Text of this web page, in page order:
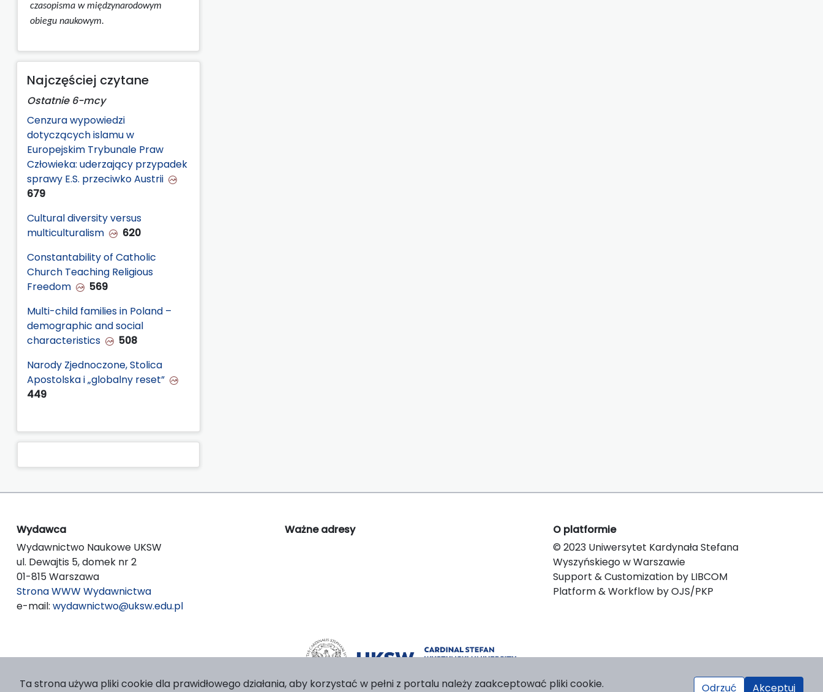
czasopisma w międzynarodowym
obiegu naukowym.
Najczęściej czytane
Ostatnie 6-mcy
Cenzura wypowiedzi
dotyczących islamu w
Europejskim Trybunale Praw
Człowieka: uderzający przypadek
sprawy E.S. przeciwko Austrii
679
Cultural diversity versus
multiculturalism
620
Constantability of Catholic
Church Teaching Religious
Freedom
569
Multi-child families in Poland –
demographic and social
characteristics
508
Narody Zjednoczone, Stolica
Apostolska i „globalny reset”
449
Wydawca
Wydawnictwo Naukowe UKSW
ul. Dewajtis 5, domek nr 2
01-815 Warszawa
Strona WWW Wydawnictwa
e-mail: wydawnictwo@uksw.edu.pl
Ważne adresy
O platformie
© 2023 Uniwersytet Kardynała Stefana
Wyszyńskiego w Warszawie
Support & Customization by LIBCOM
Platform & Workflow by OJS/PKP
Ta strona używa pliki cookie dla prawidłowego działania, aby korzystać w pełni z portalu należy zaakceptować pliki cookie. Odrzuć Akceptuj